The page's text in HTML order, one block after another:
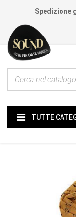
Spedizione
TUTTE